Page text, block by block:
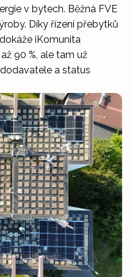
v bytech. Běžná FVE
Díky řízení přebytků
iKomunita
90 %, ale tam už
a status